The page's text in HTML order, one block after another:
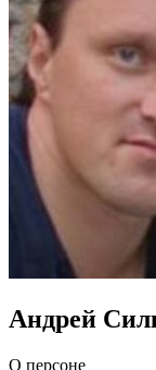
Андрей
О персоне